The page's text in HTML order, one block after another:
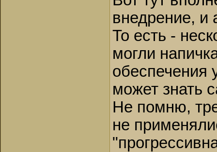
внедрение, и
То есть -
могли
обеспечения
может знать
Не помню,
не